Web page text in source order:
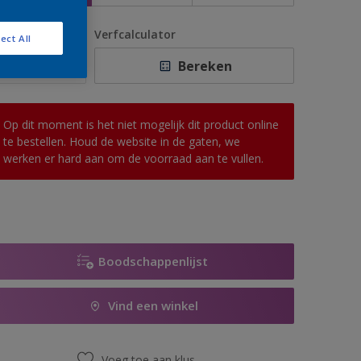
Verfcalculator
Bereken
Op dit moment is het niet mogelijk dit product online
te bestellen. Houd de website in de gaten, we
werken er hard aan om de voorraad aan te vullen.
Boodschappenlijst
Vind een winkel
All